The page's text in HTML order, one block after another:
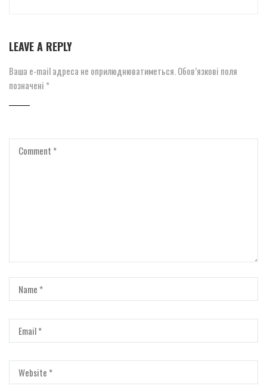
LEAVE A REPLY
Ваша e-mail адреса не оприлюднюватиметься. Обов’язкові поля
позначені *